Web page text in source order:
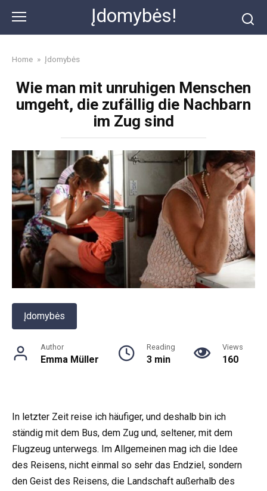
content
Įdomybės!
Home » Įdomybės
Wie man mit unruhigen Menschen
umgeht, die zufällig die Nachbarn
im Zug sind
Įdomybės
Author
Emma Müller
Reading
3 min
Views
160
In letzter Zeit reise ich häufiger, und deshalb bin ich
ständig mit dem Bus, dem Zug und, seltener, mit dem
Flugzeug unterwegs. Im Allgemeinen mag ich die Idee
des Reisens, nicht einmal so sehr das Endziel, sondern
den Geist des Reisens, die Landschaft außerhalb des